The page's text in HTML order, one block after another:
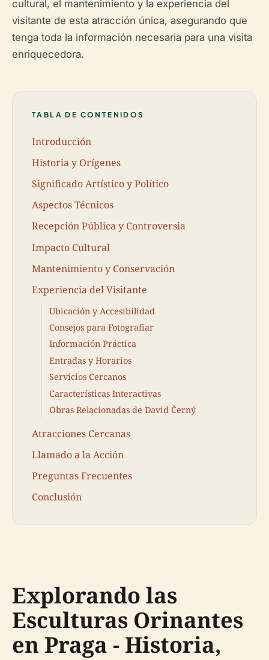
cultural, el mantenimiento y la experiencia del
visitante de esta atracción única, asegurando que
tenga toda la información necesaria para una visita
enriquecedora.
TABLA DE CONTENIDOS
Introducción
Historia y Orígenes
Significado Artístico y Político
Aspectos Técnicos
Recepción Pública y Controversia
Impacto Cultural
Mantenimiento y Conservación
Experiencia del Visitante
Ubicación y Accesibilidad
Consejos para Fotografiar
Información Práctica
Entradas y Horarios
Servicios Cercanos
Características Interactivas
Obras Relacionadas de David Černý
Atracciones Cercanas
Llamado a la Acción
Preguntas Frecuentes
Conclusión
Explorando las
Esculturas Orinantes
en Praga - Historia,